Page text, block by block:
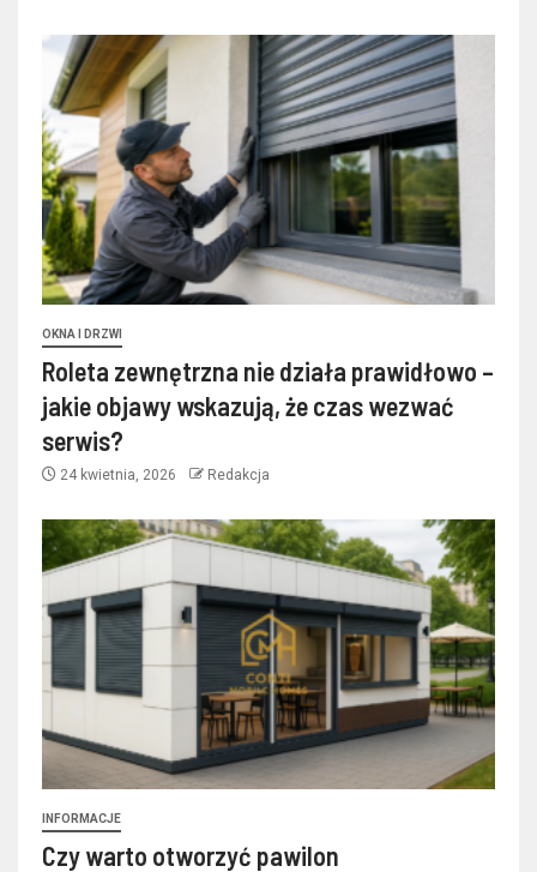
OKNA I DRZWI
Roleta zewnętrzna nie działa prawidłowo –
jakie objawy wskazują, że czas wezwać
serwis?
24 kwietnia, 2026 Redakcja
INFORMACJE
Czy warto otworzyć pawilon